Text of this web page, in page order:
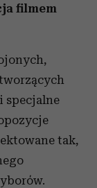
filmem
specjalne
tak,